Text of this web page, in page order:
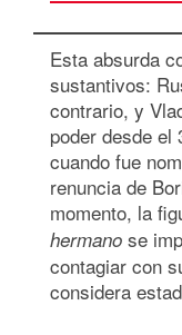
Esta absurda
sustantivos:
contrario, y
poder desde el
cuando fue
renuncia de
momento, la
hermano se
contagiar con
considera